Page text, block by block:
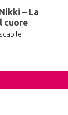
– La
cuore